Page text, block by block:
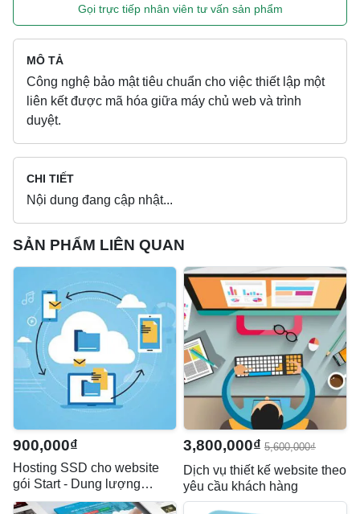
Gọi trực tiếp nhân viên tư vấn sản phẩm
MÔ TẢ
Công nghệ bảo mật tiêu chuẩn cho việc thiết lập một
liên kết được mã hóa giữa máy chủ web và trình
duyệt.
CHI TIẾT
Nội dung đang cập nhật...
SẢN PHẨM LIÊN QUAN
900,000₫
Hosting SSD cho website
gói Start - Dung lượng
1.5GB
3,800,000₫ 5,600,000₫
Dịch vụ thiết kế website theo
yêu cầu khách hàng